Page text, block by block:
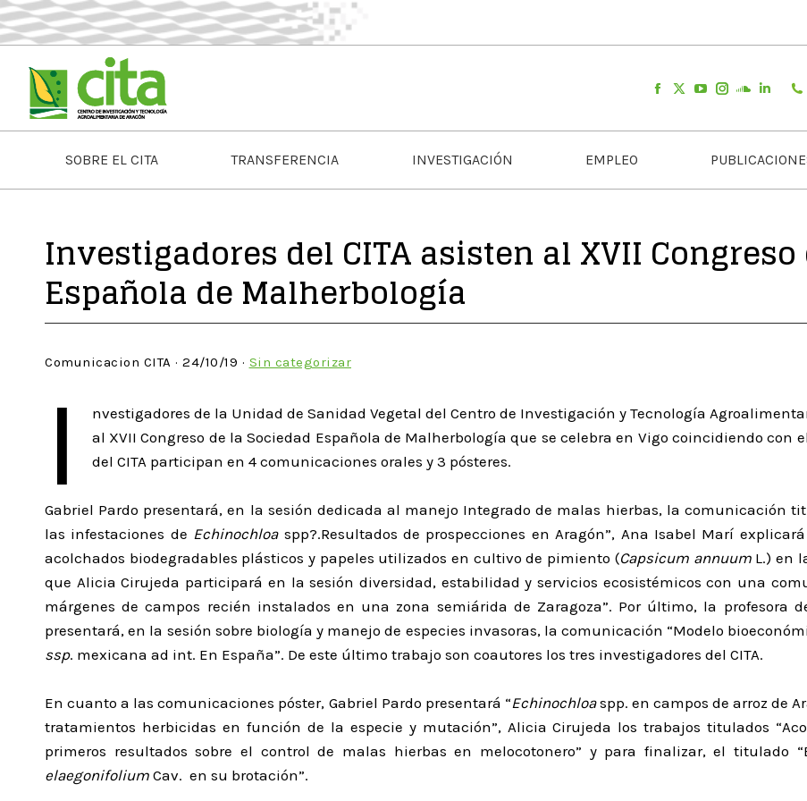
SOBRE EL CITA TRANSFERENCIA INVESTIGACIÓN EMPLEO
Investigadores del CITA asisten al XVII
Española de Malherbología
Comunicacion CITA · 24/10/19 · Sin categorizar
I
nvestigadores de la Unidad de Sanidad Vegetal del Centro de Investigación y Tecnología
al XVII Congreso de la Sociedad Española de Malherbología que se celebra en Vigo coincidiendo con
del CITA participan en 4 comunicaciones orales y 3 pósteres.
Gabriel Pardo presentará, en la sesión dedicada al manejo Integrado de malas hierbas, la comunicación
las infestaciones de Echinochloa spp?.Resultados de prospecciones en Aragón”, Ana Isabel Marí
acolchados biodegradables plásticos y papeles utilizados en cultivo de pimiento (Capsicum annuumL.) en
que Alicia Cirujeda participará en la sesión diversidad, estabilidad y servicios ecosistémicos con una
márgenes de campos recién instalados en una zona semiárida de Zaragoza”. Por último, la profesora
presentará, en la sesión sobre biología y manejo de especies invasoras, la comunicación “Modelo
ssp. mexicana ad int. En España”. De este último trabajo son coautores los tres investigadores del CITA.
En cuanto a las comunicaciones póster, Gabriel Pardo presentará “Echinochloaspp. en campos de arroz de
tratamientos herbicidas en función de la especie y mutación”, Alicia Cirujeda los trabajos titulados
primeros resultados sobre el control de malas hierbas en melocotonero” y para finalizar, el titulado
elaegonifolium Cav. en su brotación”.